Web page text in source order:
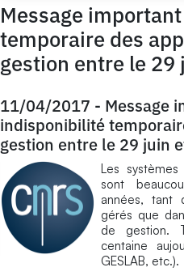
Message
temporaire des
gestion entre le
11/04/2017 - Message
indisponibilité
gestion entre le 29 juin
Les systèmes
sont
années, tant
gérés que
de gestion.
centaine
GESLAB, etc.).